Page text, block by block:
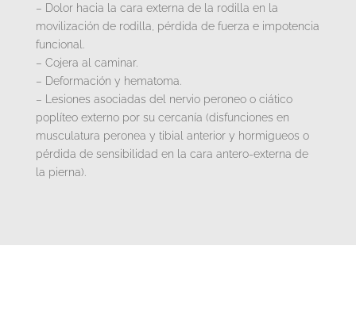
– Dolor hacia la cara externa de la rodilla en la
movilización de rodilla, pérdida de fuerza e impotencia
funcional.
– Cojera al caminar.
– Deformación y hematoma.
– Lesiones asociadas del nervio peroneo o ciático
poplíteo externo por su cercanía (disfunciones en
musculatura peronea y tibial anterior y hormigueos o
pérdida de sensibilidad en la cara antero-externa de
la pierna).